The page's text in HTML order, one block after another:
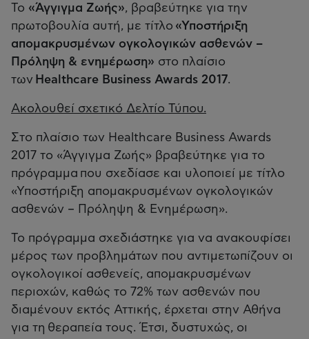
Το «Άγγιγμα Ζωής», βραβεύτηκε για την
πρωτοβουλία αυτή, με τίτλο «Υποστήριξη
απομακρυσμένων ογκολογικών ασθενών –
Πρόληψη & ενημέρωση» στο πλαίσιο
των Healthcare Business Awards 2017.
Ακολουθεί σχετικό Δελτίο Τύπου.
Στο πλαίσιο των Healthcare Business Awards
2017 το «Άγγιγμα Ζωής» βραβεύτηκε για το
πρόγραμμα που σχεδίασε και υλοποιεί με τίτλο
«Υποστήριξη απομακρυσμένων ογκολογικών
ασθενών – Πρόληψη & Ενημέρωση».
Το πρόγραμμα σχεδιάστηκε για να ανακουφίσει
μέρος των προβλημάτων που αντιμετωπίζουν οι
ογκολογικοί ασθενείς, απομακρυσμένων
περιοχών, καθώς το 72% των ασθενών που
διαμένουν εκτός Αττικής, έρχεται στην Αθήνα
για τη θεραπεία τους. Έτσι, δυστυχώς, οι